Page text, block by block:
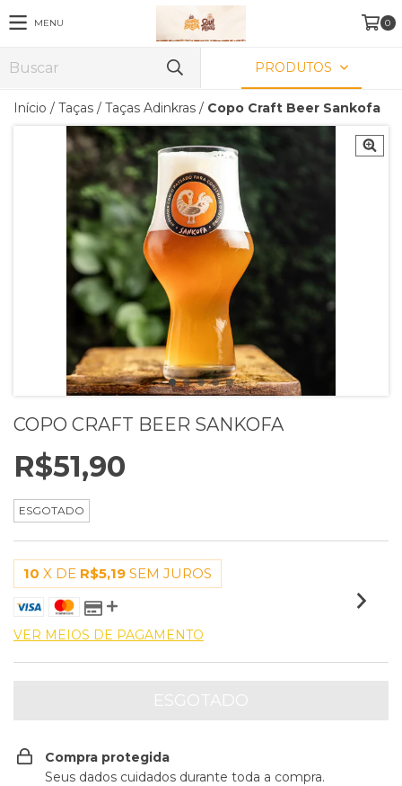
MENU 0
PRODUTOS
Início / Taças / Taças Adinkras / Copo Craft Beer Sankofa
COPO CRAFT BEER SANKOFA
R$51,90
ESGOTADO
10 X DE R$5,19 SEM JUROS
VER MEIOS DE PAGAMENTO
Compra protegida
Seus dados cuidados durante toda a compra.